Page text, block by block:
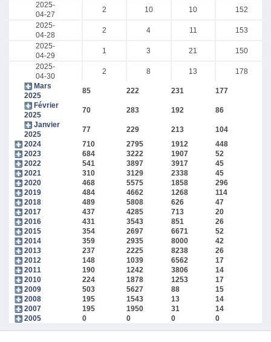
2025-
04-27
2 10 10
152
2025-
04-28
2 4 11
153
2025-
04-29
1 3 21
150
2025-
04-30
2 8 13
178
Mars
2025
85 222 231 177
Février
2025
70 283 192 86
Janvier
2025
77 229 213 104
2024
710 2795 1912 448
2023
684 3222 1907 52
2022
541 3897 3917 45
2021
310 3129 2338 45
2020
468 5575 1858 296
2019
484 4662 1268 114
2018
489 5808 626 47
2017
437 4285 713 20
2016
431 3543 851 26
2015
354 2697 6671 52
2014
359 2935 8000 42
2013
237 2225 8238 26
2012
148 1039 6562 17
2011
190 1242 3806 14
2010
224 1878 1253 17
2009
503 5627 88 15
2008
195 1543 13 14
2007
195 1950 31 14
2005
0 0 0 0